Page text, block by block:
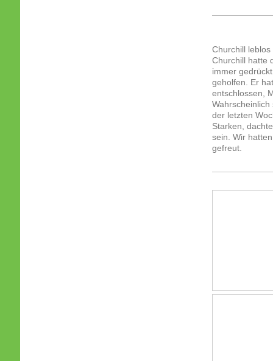
Churchill
Churchill hatte
immer
geholfen. Er
entschlossen,
der letzten
Starken,
sein. Wir
gefreut.